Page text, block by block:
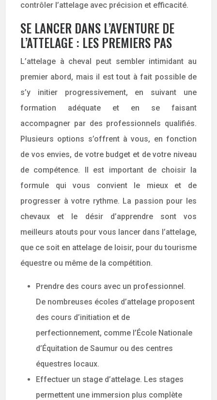
contrôler l’attelage avec précision et efficacité.
SE LANCER DANS L’AVENTURE DE
L’ATTELAGE : LES PREMIERS PAS
L’attelage à cheval peut sembler intimidant au
premier abord, mais il est tout à fait possible de
s’y initier progressivement, en suivant une
formation adéquate et en se faisant
accompagner par des professionnels qualifiés.
Plusieurs options s’offrent à vous, en fonction
de vos envies, de votre budget et de votre niveau
de compétence. Il est important de choisir la
formule qui vous convient le mieux et de
progresser à votre rythme. La passion pour les
chevaux et le désir d’apprendre sont vos
meilleurs atouts pour vous lancer dans l’attelage,
que ce soit en attelage de loisir, pour du tourisme
équestre ou même de la compétition.
Prendre des cours avec un professionnel.
De nombreuses écoles d’attelage proposent
des cours d’initiation et de
perfectionnement, comme l’École Nationale
d’Équitation de Saumur ou des centres
équestres locaux.
Effectuer un stage d’attelage. Les stages
permettent une immersion plus complète